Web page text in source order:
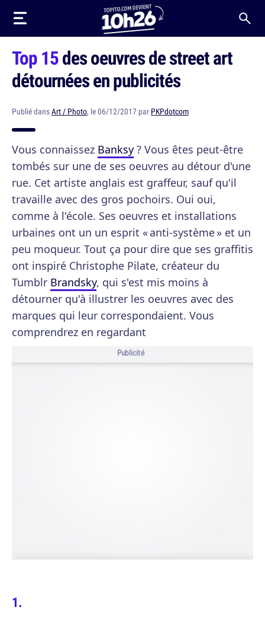
Top 15des oeuvres de street art
détournées en publicités
Publié dansArt / Photo, le 06/12/2017 par PKPdotcom
Vous connaissez Banksy ? Vous êtes peut-être
tombés sur une de ses oeuvres au détour d'une
rue. Cet artiste anglais est graffeur, sauf qu'il
travaille avec des gros pochoirs. Oui oui,
comme à l'école. Ses oeuvres et installations
urbaines ont un un esprit « anti-système » et un
peu moqueur. Tout ça pour dire que ses graffitis
ont inspiré Christophe Pilate, créateur du
Tumblr Brandsky, qui s'est mis moins à
détourner qu'à illustrer les oeuvres avec des
marques qui leur correspondaient. Vous
comprendrez en regardant
Publicité